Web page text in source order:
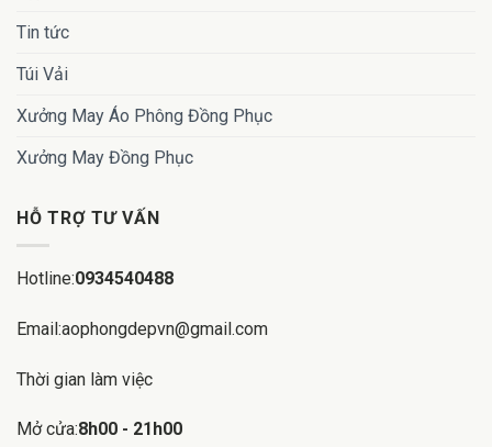
Tin tức
Túi Vải
Xưởng May Áo Phông Đồng Phục
Xưởng May Đồng Phục
HỖ TRỢ TƯ VẤN
Hotline:0934540488
Email:aophongdepvn@gmail.com
Thời gian làm việc
Mở cửa:8h00 - 21h00